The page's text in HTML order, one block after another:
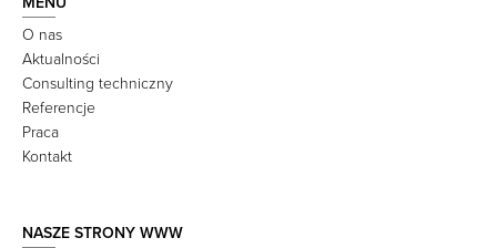
O nas
Aktualności
Consulting techniczny
Referencje
Praca
Kontakt
NASZE STRONY WWW